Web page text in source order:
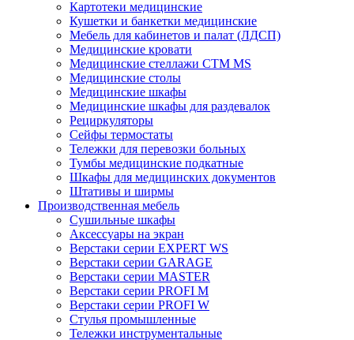
Картотеки медицинские
Кушетки и банкетки медицинские
Мебель для кабинетов и палат (ЛДСП)
Медицинские кровати
Медицинские стеллажи CTM MS
Медицинские столы
Медицинские шкафы
Медицинские шкафы для раздевалок
Рециркуляторы
Сейфы термостаты
Тележки для перевозки больных
Тумбы медицинские подкатные
Шкафы для медицинских документов
Штативы и ширмы
Производственная мебель
Cушильные шкафы
Аксессуары на экран
Верстаки серии EXPERT WS
Верстаки серии GARAGE
Верстаки серии MASTER
Верстаки серии PROFI M
Верстаки серии PROFI W
Стулья промышленные
Тележки инструментальные